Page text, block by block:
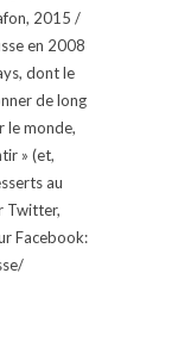
2015 /
en 2008
dont le
de long
le monde,
» (et,
au
Twitter,
Facebook: